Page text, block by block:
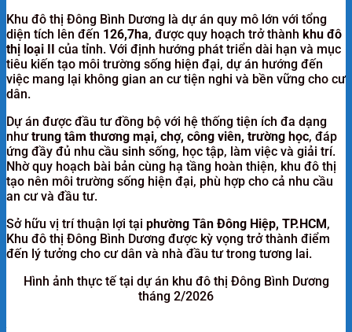
Khu đô thị Đông Bình Dương là dự án quy mô lớn với tổng
diện tích lên đến 126,7ha, được quy hoạch trở thành khu đô
thị loại II của tỉnh. Với định hướng phát triển dài hạn và mục
tiêu kiến tạo môi trường sống hiện đại, dự án hướng đến
việc mang lại không gian an cư tiện nghi và bền vững cho cư
dân.
Dự án được đầu tư đồng bộ với hệ thống tiện ích đa dạng
nhưtrung tâm thương mại, chợ, công viên, trường học, đáp
ứng đầy đủ nhu cầu sinh sống, học tập, làm việc và giải trí.
Nhờ quy hoạch bài bản cùng hạ tầng hoàn thiện, khu đô thị
tạo nên môi trường sống hiện đại, phù hợp cho cả nhu cầu
an cư và đầu tư.
Sở hữu vị trí thuận lợi tại phường Tân Đông Hiệp, TP.HCM,
Khu đô thị Đông Bình Dương được kỳ vọng trở thành điểm
đến lý tưởng cho cư dân và nhà đầu tư trong tương lai.
Hình ảnh thực tế tại dự án khu đô thị Đông Bình Dương
tháng 2/2026